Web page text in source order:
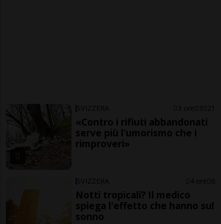
SVIZZERA 3 ore 3 21
«Contro i rifiuti abbandonati
serve più l'umorismo che i
rimproveri»
SVIZZERA 4 ore 6
Notti tropicali? Il medico
spiega l'effetto che hanno sul
sonno